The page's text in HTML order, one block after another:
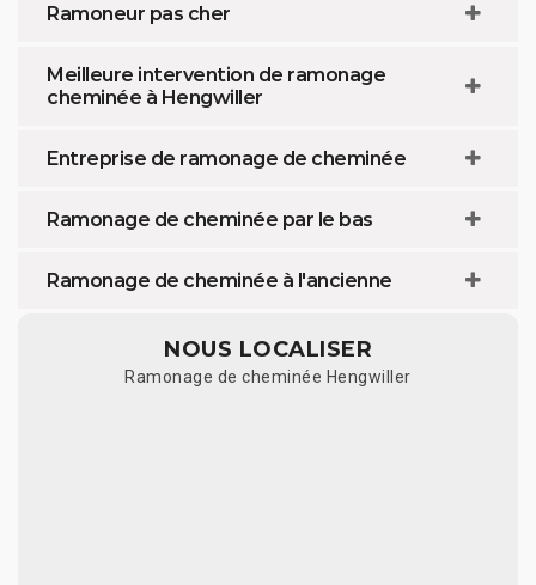
Ramoneur pas cher
Meilleure intervention de ramonage
cheminée à Hengwiller
Entreprise de ramonage de cheminée
Ramonage de cheminée par le bas
Ramonage de cheminée à l'ancienne
NOUS LOCALISER
Ramonage de cheminée Hengwiller